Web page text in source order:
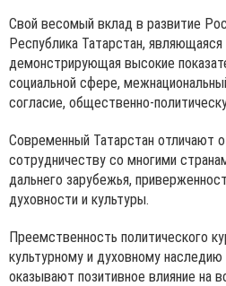
Свой весомый вклад в развитие
Республика Татарстан,
демонстрирующая высокие
социальной сфере,
согласие, общественно-
Современный Татарстан отличают
сотрудничеству со многими
дальнего зарубежья,
духовности и культуры.
Преемственность политического
культурному и духовному
оказывают позитивное влияние на